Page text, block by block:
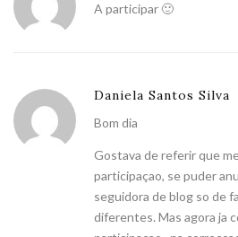
A participar 🙂
Daniela Santos Silva
Bom dia
Gostava de referir que
participaçao, se puder
seguidora de blog so de
diferentes. Mas agora ja